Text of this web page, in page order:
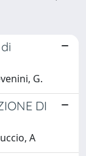
G.
DI
A